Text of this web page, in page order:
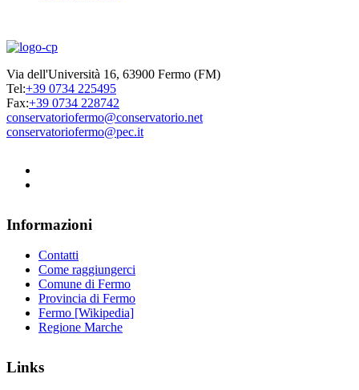
Via dell'Università 16, 63900 Fermo (FM)
Tel:+39 0734 225495
Fax:+39 0734 228742
conservatoriofermo@conservatorio.net
conservatoriofermo@pec.it
Informazioni
Contatti
Come raggiungerci
Comune di Fermo
Provincia di Fermo
Fermo [Wikipedia]
Regione Marche
Links